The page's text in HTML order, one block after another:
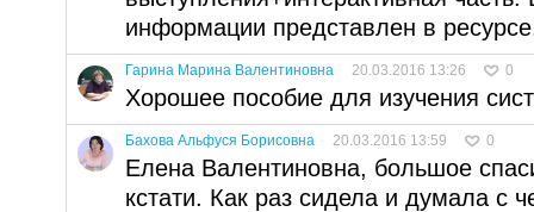
информации представлен в
Гарина Марина Валентиновна 20.03.2016 13:26 0
Хорошее пособие для изучения
Бахова Альфуся Борисовна 20.03.2016 13:59 0
Елена Валентиновна, большое
кстати. Как раз сидела и думала с